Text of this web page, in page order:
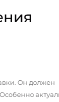
Он должен